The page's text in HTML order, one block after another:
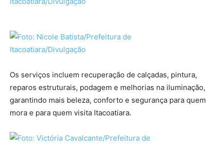
Os serviços incluem recuperação de calçadas, pintura,
reparos estruturais, podagem e melhorias na iluminação,
garantindo mais beleza, conforto e segurança para quem
mora e para quem visita Itacoatiara.